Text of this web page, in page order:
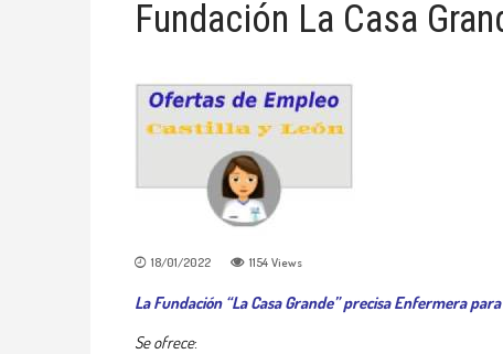
Fundación La Casa
18/01/2022 1154 Views
La Fundación “La Casa Grande” precisa Enfermera
Se ofrece: